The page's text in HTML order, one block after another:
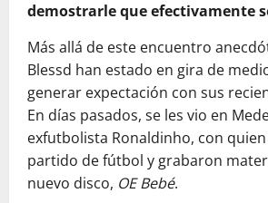
demostrarle que efectivamente
Más allá de este encuentro
Blessd han estado en gira de
generar expectación con sus
En días pasados, se les vio en
exfutbolista Ronaldinho, con
partido de fútbol y grabaron
nuevo disco, OE Bebé.